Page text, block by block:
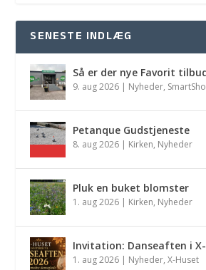
SENESTE INDLÆG
Så er der nye Favorit
9. aug 2026 | Nyheder,
Petanque Gudstjeneste
8. aug 2026 | Kirken, Nyheder
Pluk en buket blomster
1. aug 2026 | Kirken, Nyheder
Invitation: Danseaften i
1. aug 2026 | Nyheder,X-Huset